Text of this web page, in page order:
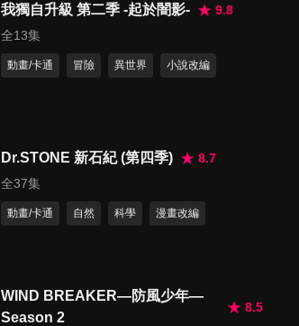
第128集 塔爾塔洛斯
24分鐘
第131集 綠谷出久跟死炳木弔
我獨自升級 第二季 -起於闇影-
9.8
全13集
動畫/卡通 冒險 異世界 小說改編
Dr.STONE 新石紀 (第四季)
8.7
全37集
動畫/卡通 自然 科學 漫畫改編
WIND BREAKER—防風少年—
Season 2
8.5